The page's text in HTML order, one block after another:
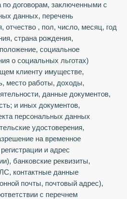
по договорам, заключенными с
данных, перечень
, пол, число, месяц, год
страна рождения,
социальное
о социальных льготах)
клиенту имуществе,
место работы, доходы,
данные документов,
и иных документов,
персональных данных
удостоверения,
на временное
и адрес
банковские реквизиты,
контактные данные
почты, почтовый адрес),
с перечнем